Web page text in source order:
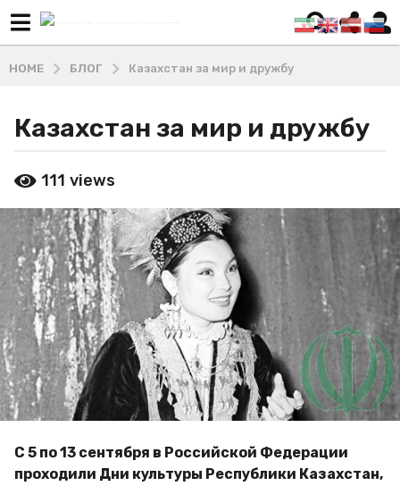
HOME БЛОГ Казахстан за мир и дружбу
4
д
а
a
g
o
4
г
о
д
а
a
g
o
Казахстан за мир и дружбу
y
а
ш
х
а
д
и
В
л
а
д
и
м
и
р
111 views
С 5 по 13 сентября в Российской Федерации
проходили Дни культуры Республики Казахстан,